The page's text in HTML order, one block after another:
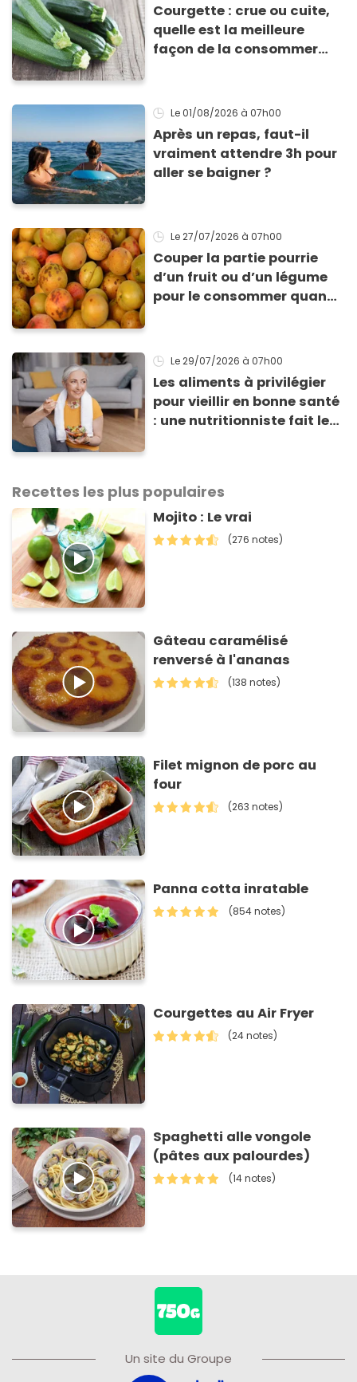
Courgette : crue ou cuite,
quelle est la meilleure
façon de la consommer
Le 01/08/2026 à 07h00
Après un repas, faut-il
vraiment attendre 3h pour
aller se baigner ?
Le 27/07/2026 à 07h00
Couper la partie pourrie
d’un fruit ou d’un légume
pour le consommer quand
Le 29/07/2026 à 07h00
Les aliments à privilégier
pour vieillir en bonne santé
: une nutritionniste fait le
Recettes les plus populaires
Mojito : Le vrai
(276 notes)
Gâteau caramélisé
renversé à l'ananas
(138 notes)
Filet mignon de porc au
four
(263 notes)
Panna cotta inratable
(854 notes)
Courgettes au Air Fryer
(24 notes)
Spaghetti alle vongole
(pâtes aux palourdes)
(14 notes)
Un site du Groupe